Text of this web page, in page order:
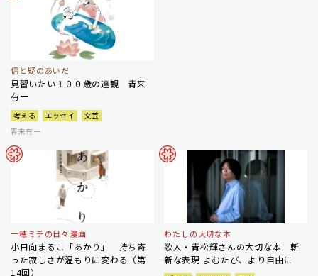
信と疑のあいだ
見習いたい１００歳の達観 青来
有一
考える エッセイ
文芸
青来有一
一穂ミチの日々漫画
小日向まるこ「あかり」 持ち寄
った寂しさが温もりに変わる（第
14回）
わたしの大切な本
歌人・青松輝さんの大切な本 斬
新な表現 よむたび、より自由に